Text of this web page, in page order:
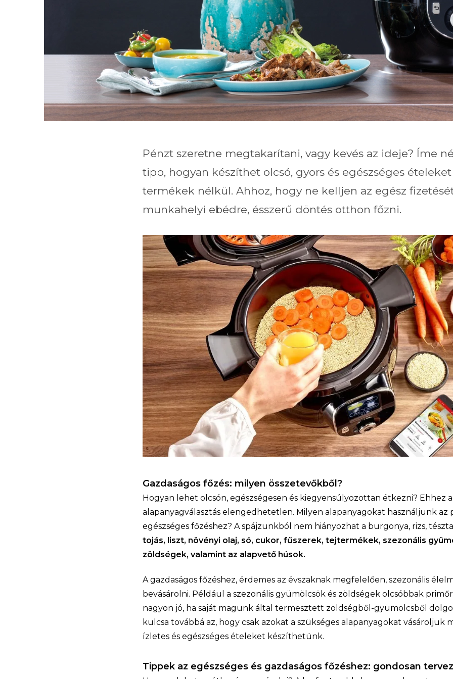
Pénzt szeretne megtakarítani, vagy kevés az ideje? Íme
tipp, hogyan készíthet olcsó, gyors és egészséges
termékek nélkül. Ahhoz, hogy ne kelljen az egész
munkahelyi ebédre, ésszerű döntés otthon főzni.
Gazdaságos főzés: milyen összetevőkből?
Hogyan lehet olcsón, egészségesen és kiegyensúlyozottan étkezni? Ehhez
alapanyagválasztás elengedhetetlen. Milyen alapanyagokat használjunk az
egészséges főzéshez? A spájzunkból nem hiányozhat a burgonya, rizs,
tojás, liszt, növényi olaj, só, cukor, fűszerek, tejtermékek, szezonális
zöldségek, valamint az alapvető húsok.
A gazdaságos főzéshez, érdemes az évszaknak megfelelően, szezonális
bevásárolni. Például a szezonális gyümölcsök és zöldségek olcsóbbak
nagyon jó, ha saját magunk által termesztett zöldségből-gyümölcsből
kulcsa továbbá az, hogy csak azokat a szükséges alapanyagokat vásároljuk
ízletes és egészséges ételeket készíthetünk.
Tippek az egészséges és gazdaságos főzéshez: gondosan